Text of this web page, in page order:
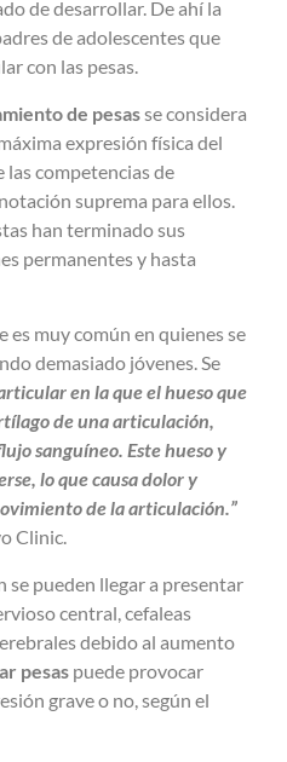
de desarrollar. De ahí la
de adolescentes que
con las pesas.
de pesasse considera
expresión física del
las competencias de
suprema para ellos.
han terminado sus
permanentes y hasta
muy común en quienes se
demasiado jóvenes. Se
en la que el hueso que
de una articulación,
sanguíneo. Este hueso y
lo que causa dolor y
de la articulación.”
Clinic.
se pueden llegar a presentar
central, cefaleas
debido al aumento
pesas puede provocar
grave o no, según el